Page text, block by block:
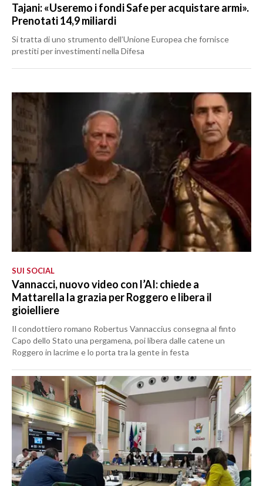
Tajani: «Useremo i fondi Safe per acquistare armi».
Prenotati 14,9 miliardi
Si tratta di uno strumento dell’Unione Europea che fornisce
prestiti per investimenti nella Difesa
SUI SOCIAL
Vannacci, nuovo video con l’AI: chiede a
Mattarella la grazia per Roggero e libera il
gioielliere
Il condottiero romano Robertus Vannaccius consegna al finto
Capo dello Stato una pergamena, poi libera dalle catene un
Roggero in lacrime e lo porta tra la gente in festa